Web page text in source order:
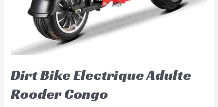
Dirt Bike Electrique Adulte
Rooder Congo